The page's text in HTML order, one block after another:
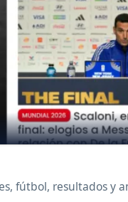
fútbol, resultados y